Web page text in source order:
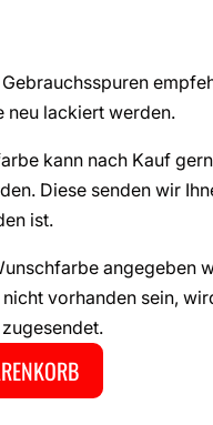
neu lackiert werden.
kann nach Kauf
Diese senden wir
ist.
angegeben
vorhanden sein,